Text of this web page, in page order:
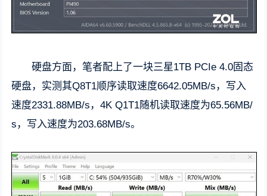
硬盘方面，笔者配上了一块三星1TB PCIe 4.0固态
硬盘，实测其Q8T1顺序读取速度6642.05MB/s，写入
速度2331.88MB/s，4K Q1T1随机读取速度为65.56MB/
s，写入速度为203.68MB/s。